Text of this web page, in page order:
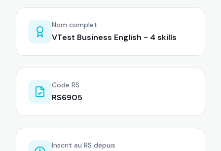
Nom complet
VTest Business English - 4 skills
Code RS
RS6905
Inscrit au RS depuis